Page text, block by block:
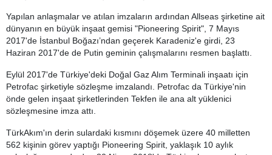
Yapılan anlaşmalar ve atılan imzaların ardından Allseas şirketine ait
dünyanın en büyük inşaat gemisi "Pioneering Spirit", 7 Mayıs
2017'de İstanbul Boğazı’ndan geçerek Karadeniz'e girdi, 23
Haziran 2017'de de Putin geminin çalışmalarını resmen başlattı.
Eylül 2017'de Türkiye'deki Doğal Gaz Alım Terminali inşaatı için
Petrofac şirketiyle sözleşme imzalandı. Petrofac da Türkiye'nin
önde gelen inşaat şirketlerinden Tekfen ile ana alt yüklenici
sözleşmesine imza attı.
TürkAkım'ın derin sulardaki kısmını döşemek üzere 40 milletten
562 kişinin görev yaptığı Pioneering Spirit, yaklaşık 10 aylık